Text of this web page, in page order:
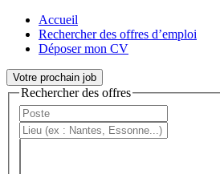
Accueil
Rechercher des offres d’emploi
Déposer mon CV
Votre prochain job
Rechercher des offres